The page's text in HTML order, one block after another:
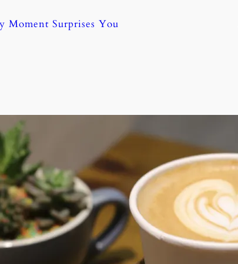
Moment Surprises You